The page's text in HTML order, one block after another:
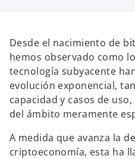
p
a
a
u
v
a
p
s
a
a
u
v
Desde el nacimiento de
hemos observado como
tecnología subyacente
evolución exponencial,
capacidad y casos de
del ámbito meramente
A medida que avanza la
criptoeconomía, esta ha